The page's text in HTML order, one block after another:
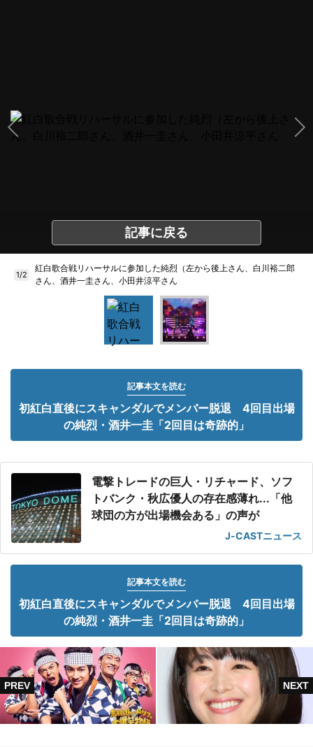
記事に戻る
1/2
紅白歌合戦リハーサルに参加した純烈（左から後上さん、白川裕二郎
さん、酒井一圭さん、小田井涼平さん
記事本文を読む
初紅白直後にスキャンダルでメンバー脱退 4回目出場
の純烈・酒井一圭「2回目は奇跡的」
電撃トレードの巨人・リチャード、ソフ
トバンク・秋広優人の存在感薄れ...「他
球団の方が出場機会ある」の声が
J-CASTニュース
記事本文を読む
初紅白直後にスキャンダルでメンバー脱退 4回目出場
の純烈・酒井一圭「2回目は奇跡的」